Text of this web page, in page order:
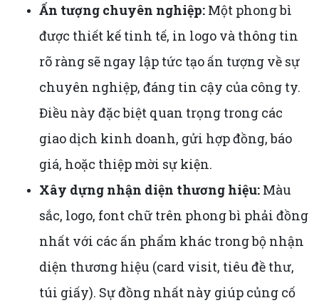
Ấn tượng chuyên nghiệp: Một phong bì
được thiết kế tinh tế, in logo và thông tin
rõ ràng sẽ ngay lập tức tạo ấn tượng về sự
chuyên nghiệp, đáng tin cậy của công ty.
Điều này đặc biệt quan trọng trong các
giao dịch kinh doanh, gửi hợp đồng, báo
giá, hoặc thiệp mời sự kiện.
Xây dựng nhận diện thương hiệu: Màu
sắc, logo, font chữ trên phong bì phải đồng
nhất với các ấn phẩm khác trong bộ nhận
diện thương hiệu (card visit, tiêu đề thư,
túi giấy). Sự đồng nhất này giúp củng cố